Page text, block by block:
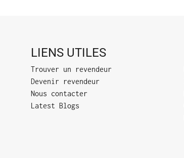
LIENS UTILES
Trouver un revendeur
Devenir revendeur
Nous contacter
Latest Blogs